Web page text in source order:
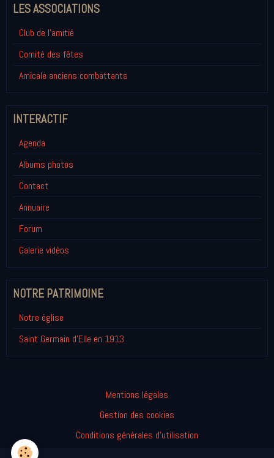
LES ASSOCIATIONS
Club de l'amitié
Comité des fêtes
Amicale anciens combattants
INTERACTIF
Agenda
Albums photos
Contact
Annuaire
Forum
Galerie vidéos
NOTRE PATRIMOINE
Notre église
Saint Germain d'Elle en 1913
Mentions légales
Gestion des cookies
Conditions générales d'utilisation